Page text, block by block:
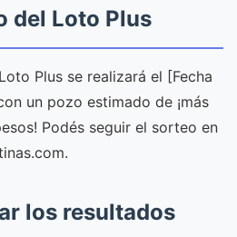
del Loto Plus
Plus se realizará el [Fecha
un pozo estimado de ¡más
Podés seguir el sorteo en
los resultados